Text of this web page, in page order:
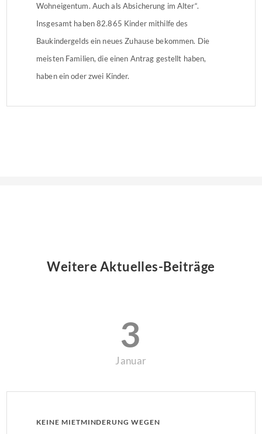
Wohneigentum. Auch als Absicherung im Alter“.
Insgesamt haben 82.865 Kinder mithilfe des
Baukindergelds ein neues Zuhause bekommen. Die
meisten Familien, die einen Antrag gestellt haben,
haben ein oder zwei Kinder.
Weitere Aktuelles-Beiträge
3
Januar
KEINE MIETMINDERUNG WEGEN